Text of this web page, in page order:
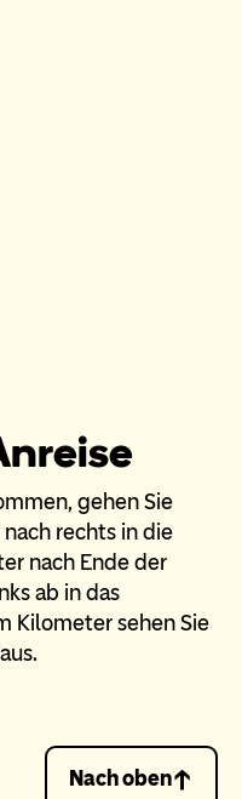
gehen Sie
rechts in die
nach Ende der
ab in das
Kilometer sehen Sie
Nach oben